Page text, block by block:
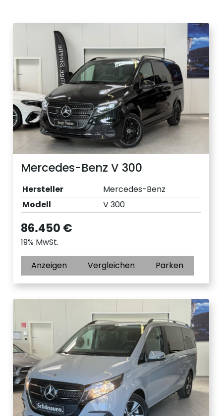
Mercedes-Benz V 300
Hersteller
Mercedes-Benz
Modell
V 300
86.450 €
19% MwSt.
Anzeigen Vergleichen Parken